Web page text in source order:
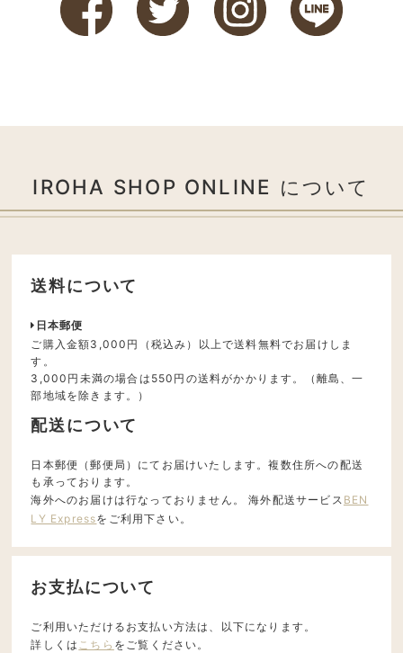
IROHA SHOP ONLINE について
送料について
日本郵便
ご購入金額3,000円（税込み）以上で送料無料でお届けしま
す。
3,000円未満の場合は550円の送料がかかります。（離島、一
部地域を除きます。）
配送について
日本郵便（郵便局）にてお届けいたします。複数住所への配送
も承っております。
海外へのお届けは行なっておりません。 海外配送サービス BEN
LY Expressをご利用下さい。
お支払について
ご利用いただけるお支払い方法は、以下になります。
詳しくは こちら をご覧ください。